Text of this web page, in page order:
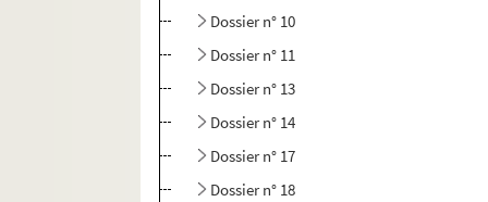
Dossier n° 10
Dossier n° 11
Dossier n° 13
Dossier n° 14
Dossier n° 17
Dossier n° 18